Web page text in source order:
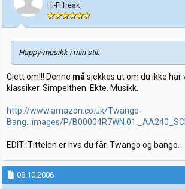
Hi-Fi freak
Happy-musikk i min stil:
Gjett om!!! Denne må sjekkes ut om du ikke har
klassiker. Simpelthen. Ekte. Musikk.
http://www.amazon.co.uk/Twango-
Bang...images/P/
EDIT: Tittelen er hva du får. Twango og bango.
08.10.2006